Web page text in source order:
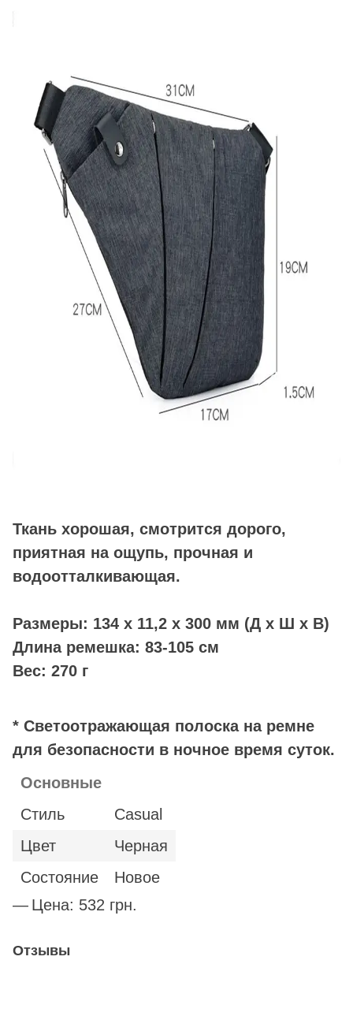
Ткань хорошая, смотрится дорого,
приятная на ощупь, прочная и
водоотталкивающая.
Размеры: 134 x 11,2 x 300 мм (Д x Ш x В)
Длина ремешка: 83-105 см
Вес: 270 г
* Светоотражающая полоска на ремне
для безопасности в ночное время суток.
Основные
Стиль
Casual
Цвет
Черная
Состояние
Новое
Цена: 532 грн.
Отзывы